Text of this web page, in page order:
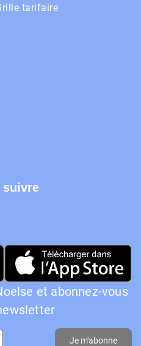
tarifaire
suivre
et abonnez-vous
Je m'abonne